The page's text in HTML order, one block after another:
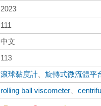
2023
111
中文
113
滾球黏度計 、旋轉式微流體平
rolling ball viscometer 、